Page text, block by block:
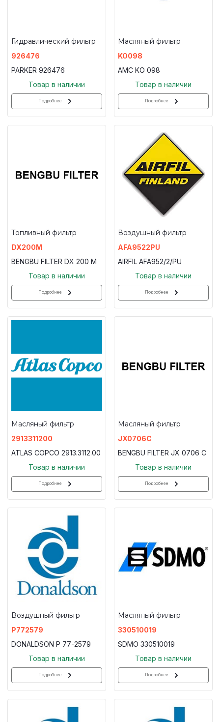
Гидравлический фильтр
926476
PARKER 926476
Товар в наличии
Подробнее
Масляный фильтр
KO098
AMC KO 098
Товар в наличии
Подробнее
Топливный фильтр
DX200M
BENGBU FILTER DX 200 M
Товар в наличии
Подробнее
Воздушный фильтр
AFA9522PU
AIRFIL AFA952/2/PU
Товар в наличии
Подробнее
Масляный фильтр
2913311200
ATLAS COPCO 2913.3112.00
Товар в наличии
Подробнее
Масляный фильтр
JX0706C
BENGBU FILTER JX 0706 C
Товар в наличии
Подробнее
Воздушный фильтр
P772579
DONALDSON P 77-2579
Товар в наличии
Подробнее
Масляный фильтр
330510019
SDMO 330510019
Товар в наличии
Подробнее